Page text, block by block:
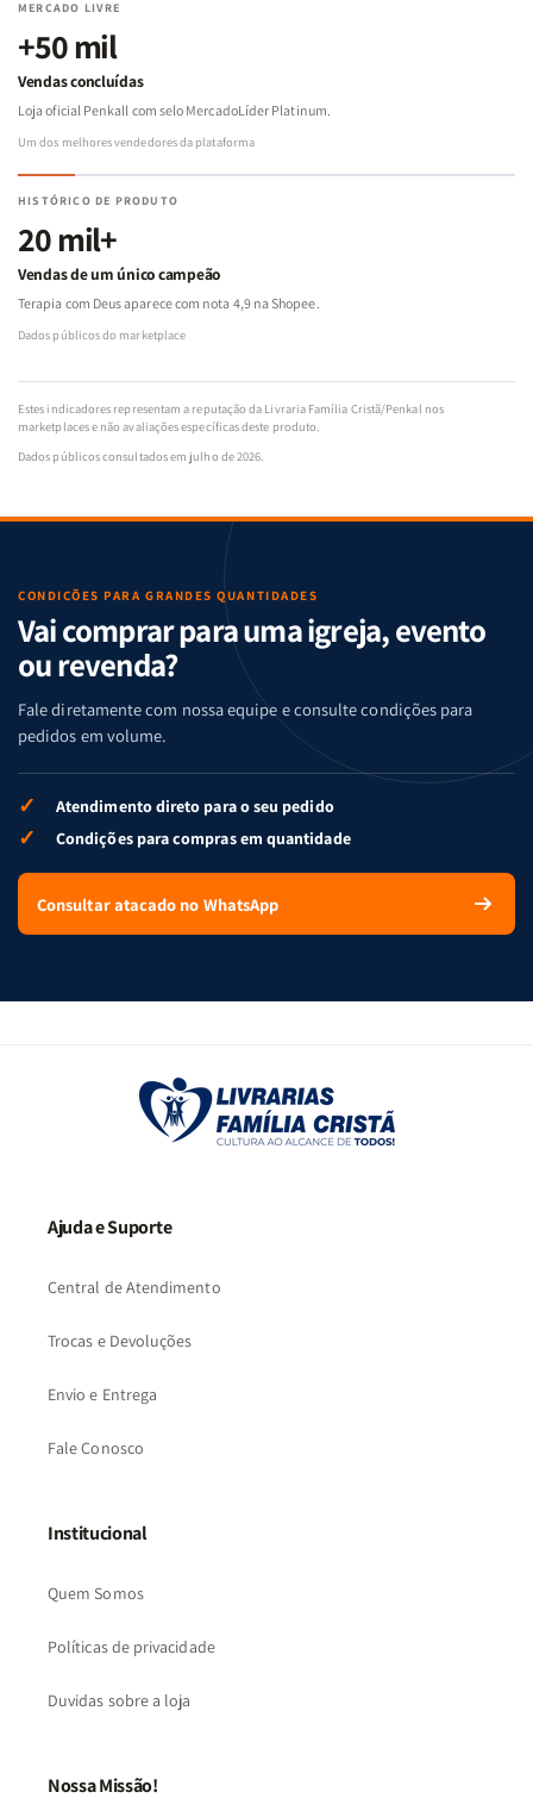
MERCADO LIVRE
+50 mil
Vendas concluídas
Loja oficial Penkall com selo MercadoLíder Platinum.
Um dos melhores vendedores da plataforma
HISTÓRICO DE PRODUTO
20 mil+
Vendas de um único campeão
Terapia com Deus aparece com nota 4,9 na Shopee.
Dados públicos do marketplace
Estes indicadores representam a reputação da Livraria Família Cristã/Penkal nos
marketplaces e não avaliações específicas deste produto.
Dados públicos consultados em julho de 2026.
CONDIÇÕES PARA GRANDES QUANTIDADES
Vai comprar para uma igreja, evento
ou revenda?
Fale diretamente com nossa equipe e consulte condições para
pedidos em volume.
✓ Atendimento direto para o seu pedido
✓ Condições para compras em quantidade
Consultar atacado no WhatsApp
Ajuda e Suporte
Central de Atendimento
Trocas e Devoluções
Envio e Entrega
Fale Conosco
Institucional
Quem Somos
Políticas de privacidade
Duvidas sobre a loja
Nossa Missão!